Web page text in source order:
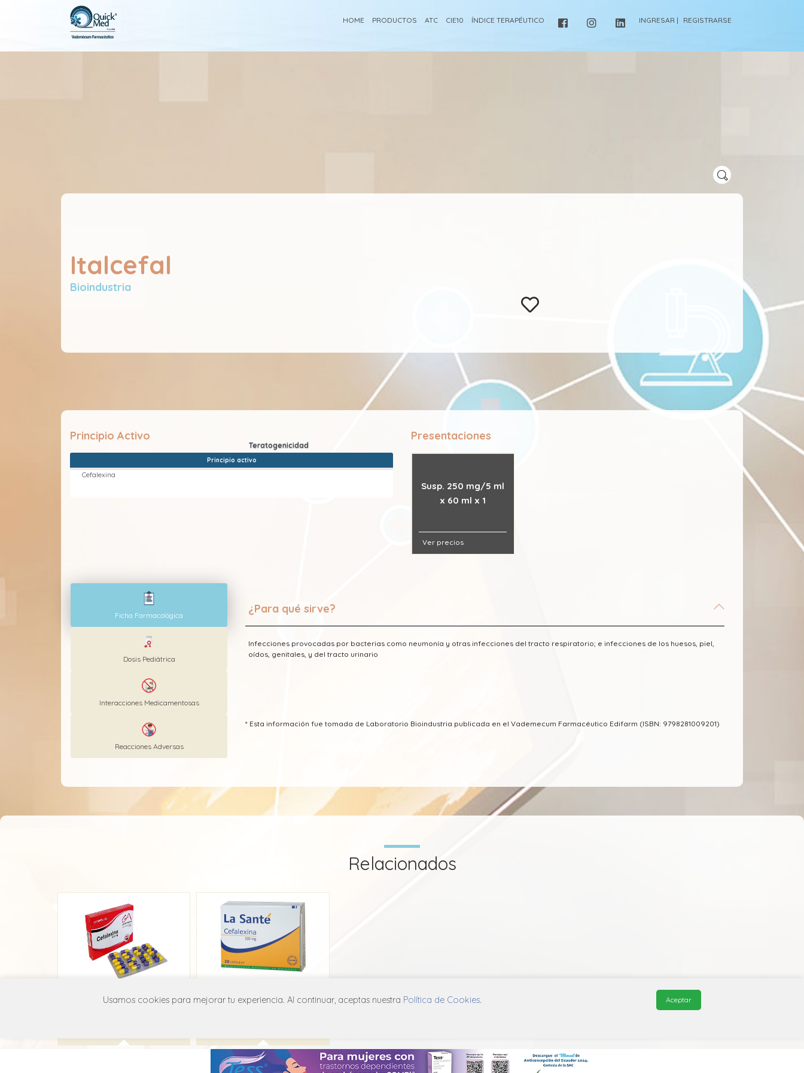
HOME PRODUCTOS ATC CIE10 ÍNDICE TERAPÉUTICO INGRESAR | REGISTRARSE
Italcefal
Bioindustria
Principio Activo
Principio activo
Cefalexina
Presentaciones
Susp. 250 mg/5 ml
x 60 ml x 1
Ver precios
Ficha Farmacológica
Dosis Pediátrica
Interacciones Medicamentosas
Reacciones Adversas
¿Para qué sirve?
Infecciones provocadas por bacterias como neumonía y otras infecciones del tracto respiratorio; e infecciones de los huesos, piel,
oídos, genitales, y del tracto urinario
* Esta información fue tomada de Laboratorio Bioindustria publicada en el Vademecum Farmacéutico Edifarm (ISBN: 9798281009201)
Relacionados
Cefalexina GA Cefalexina La Santé
Usamos cookies para mejorar tu experiencia. Al continuar, aceptas nuestra Política de Cookies. Aceptar